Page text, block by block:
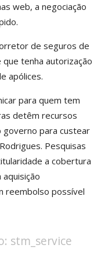
web, a negociação
de seguros de
que tenha autorização
apólices.
para quem tem
detêm recursos
para custear
Pesquisas
a cobertura
reembolso possível
stm_service